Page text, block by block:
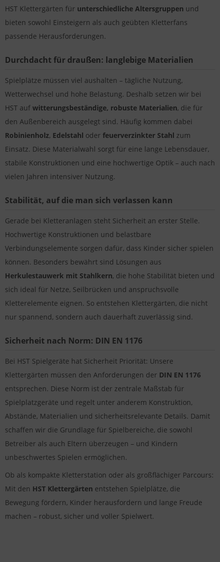
HST Klettergärten für unterschiedliche Altersgruppen und
bieten sowohl Einsteigern als auch geübten Kletterfans
passende Herausforderungen.
Durchdacht für draußen: langlebige Materialien
Spielplätze müssen viel aushalten – tägliche Nutzung,
Wetterwechsel und hohe Belastung. Deshalb setzen wir bei
HST auf witterungsbeständige, robuste Materialien, die für
den Außenbereich ausgelegt sind. Häufig kommen dabei
Robinienholz, Edelstahl oder feuerverzinkter Stahl zum
Einsatz. Diese Materialwahl sorgt für eine lange Lebensdauer,
stabile Konstruktionen und eine hochwertige Optik – auch nach
vielen Jahren intensiver Nutzung.
Stabilität, auf die man sich verlassen kann
Gerade bei Kletteranlagen steht Sicherheit an erster Stelle.
Hochwertige Konstruktionen und belastbare
Verbindungselemente sorgen dafür, dass Kinder sicher spielen
können. Besonders bewährt sind Lösungen aus
Herkulestauwerk mit Stahlkern, die hohe Stabilität bieten und
sich ideal für Netze, Seilbrücken und anspruchsvolle
Kletterelemente eignen. So entstehen Klettergärten, die nicht
nur spannend, sondern auch dauerhaft zuverlässig sind.
Sicherheit nach Norm: DIN EN 1176
Bei HST Spielgeräte hat Sicherheit Priorität: Unsere
Klettergärten müssen den Anforderungen der DIN EN 1176
entsprechen. Diese Norm ist der zentrale Maßstab für
Spielplatzgeräte und regelt unter anderem Konstruktion,
Abstände, Materialien und sicherheitsrelevante Details. Damit
schaffen wir die Grundlage für Spielbereiche, die sowohl
Betreiber als auch Eltern überzeugen – und Kindern
unbeschwertes Spielen ermöglichen.
Ob als kompakte Kletterstation oder als großflächiger Parcours:
Mit den HST Klettergärten entstehen Spielplätze, die
Bewegung fördern, Kinder herausfordern und lange Freude
machen – robust, sicher und voller Spielwert.